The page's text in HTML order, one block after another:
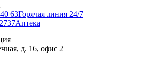
63Горячая линия 24/7
Аптека
д. 16, офис 2